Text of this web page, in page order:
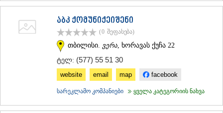
აბკ ქომუნიქეიშენი
(0 შეფასება)
თბილისი. ვერა , ხორავას ქუჩა 22
ტელ: (577) 55 51 30
website email map facebook
სარეკლამო კომპანიები ყველა კატეგორიის ნახვა